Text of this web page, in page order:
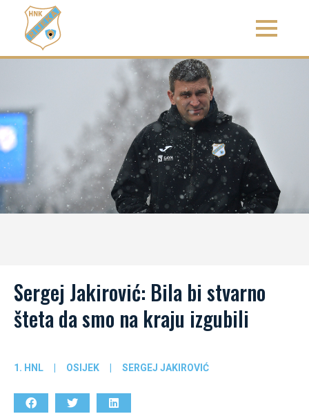
Sergej Jakirović: Bila bi stvarno
šteta da smo na kraju izgubili
1. HNL | OSIJEK | SERGEJ JAKIROVIĆ